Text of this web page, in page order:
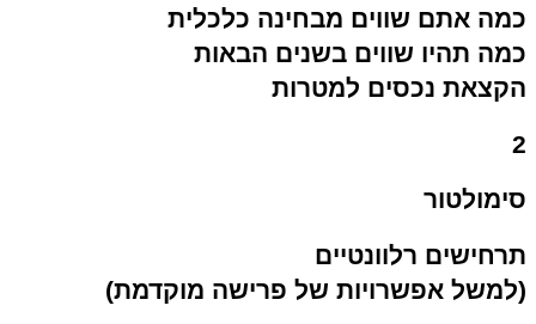
כמה אתם שווים מבחינה כלכלית
כמה תהיו שווים בשנים הבאות
הקצאת נכסים למטרות
2
סימולטור
תרחישים רלוונטיים
(למשל אפשרויות של פרישה מוקדמת)